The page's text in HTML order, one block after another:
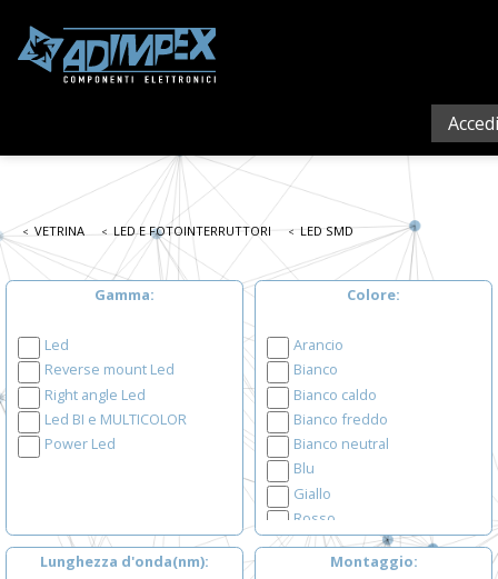
Accedi
VETRINA LED E FOTOINTERRUTTORI LED SMD
Gamma
Led
Reverse mount Led
Right angle Led
Led BI e MULTICOLOR
Power Led
Colore
Arancio
Bianco
Bianco caldo
Bianco freddo
Bianco neutral
Blu
Giallo
Rosso
Verde
Arancio - Giallo
Lunghezza d'onda(nm) Montaggio